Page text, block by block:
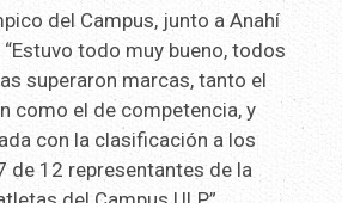
del Campus, junto a Anahí
todo muy bueno, todos
superaron marcas, tanto el
como el de competencia, y
con la clasificación a los
de 12 representantes de la